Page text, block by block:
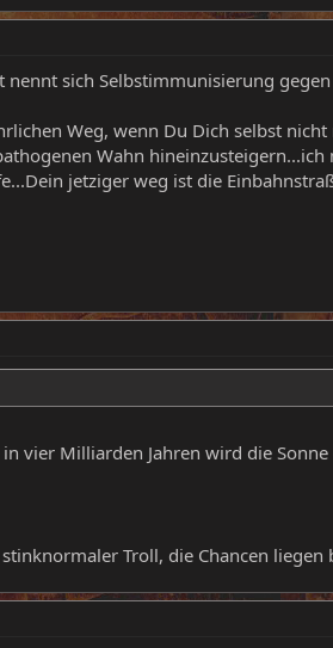
nennt sich Selbstimmunisierung
Weg, wenn Du Dich selbst
Wahn
jetziger weg ist die
vier Milliarden Jahren wird die
Troll, die Chancen liegen